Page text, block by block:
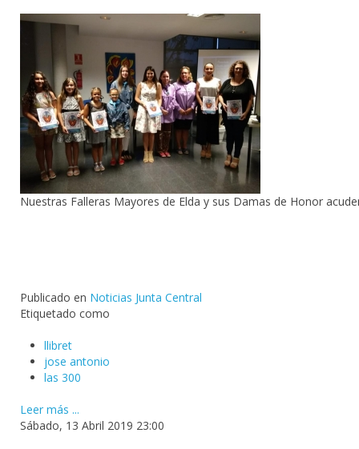
Nuestras Falleras Mayores de Elda y sus Damas de Honor
Publicado en Noticias Junta Central
Etiquetado como
llibret
jose antonio
las 300
Leer más ...
Sábado, 13 Abril 2019 23:00